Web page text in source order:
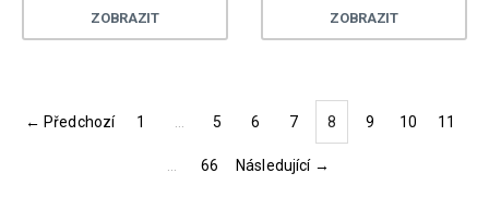
ZOBRAZIT ZOBRAZIT
← Předchozí 1 … 5 6 7 8(current)
9 10 11
… 66 Následující →